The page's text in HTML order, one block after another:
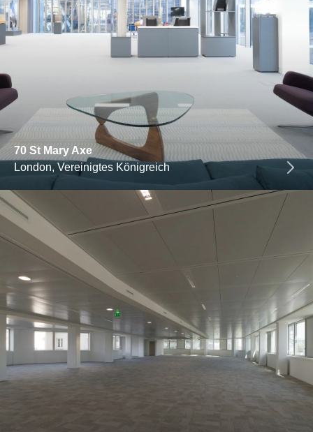
70 St Mary Axe
London, Vereinigtes Königreich